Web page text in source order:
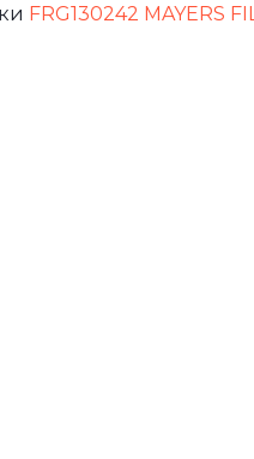
FRG130242 MAYERS